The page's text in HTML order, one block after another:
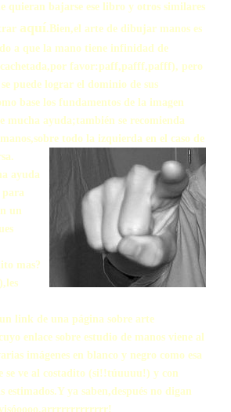
quieran bajarse ese libro y otros similares
aquí.Bien,el arte de dibujar manos es
a que la mano tiene infinidad de
cachetada,por favor:paff,pafff,pafff), pero
puede lograr el dominio de sus
base los fundamentos de la imagen
mucha ayuda;también se recomienda
todo la izquierda en el caso de
ayuda
para
un
mas?
link de una página sobre arte
enlace sobre estudio de manos viene al
imágenes en blanco y negro como esa
se ve al costadito (si!!túuuuu!) y con
estimados.Y ya saben,después no digan